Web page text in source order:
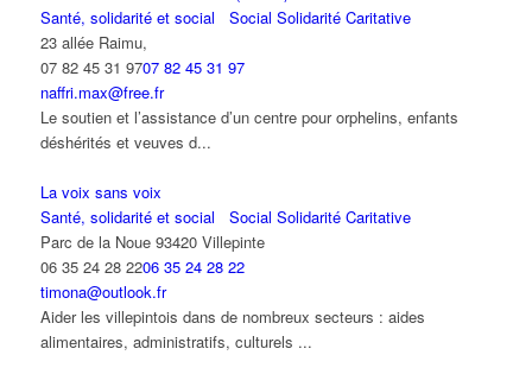
Santé, solidarité et social
Social Solidarité Caritative
23 allée Raimu,
07 82 45 31 9707 82 45 31 97
naffri.max@free.fr
Le soutien et l’assistance d’un centre pour orphelins, enfants
déshérités et veuves d...
La voix sans voix
Santé, solidarité et social
Social Solidarité Caritative
Parc de la Noue 93420 Villepinte
06 35 24 28 2206 35 24 28 22
timona@outlook.fr
Aider les villepintois dans de nombreux secteurs : aides
alimentaires, administratifs, culturels ...